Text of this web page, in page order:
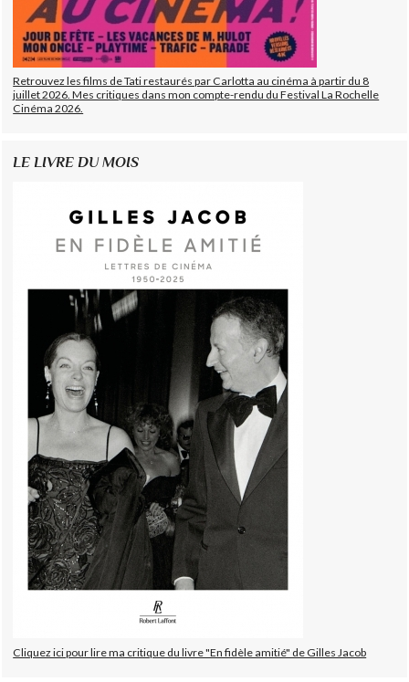
Retrouvez les films de Tati restaurés par Carlotta au cinéma à partir du 8
juillet 2026. Mes critiques dans mon compte-rendu du Festival La Rochelle
Cinéma 2026.
LE LIVRE DU MOIS
Cliquez ici pour lire ma critique du livre "En fidèle amitié" de Gilles Jacob